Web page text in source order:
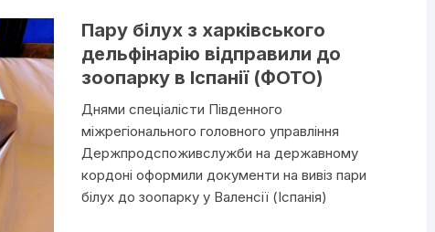
Пару білух з харківського
дельфінарію відправили до
зоопарку в Іспанії (ФОТО)
Днями спеціалісти Південного
міжрегіонального головного управління
Держпродспоживслужби на державному
кордоні оформили документи на вивіз пари
білух до зоопарку у Валенсії (Іспанія)